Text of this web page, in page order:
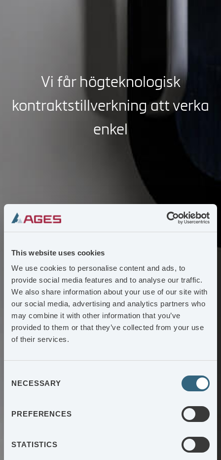
This website uses cookies
We use cookies to personalise content and ads, to
provide social media features and to analyse our traffic.
We also share information about your use of our site with
our social media, advertising and analytics partners who
may combine it with other information that you’ve
provided to them or that they’ve collected from your use
of their services.
Selection
NECESSARY
PREFERENCES
STATISTICS
Vi får högteknologisk
kontraktstillverkning att verka
enkel